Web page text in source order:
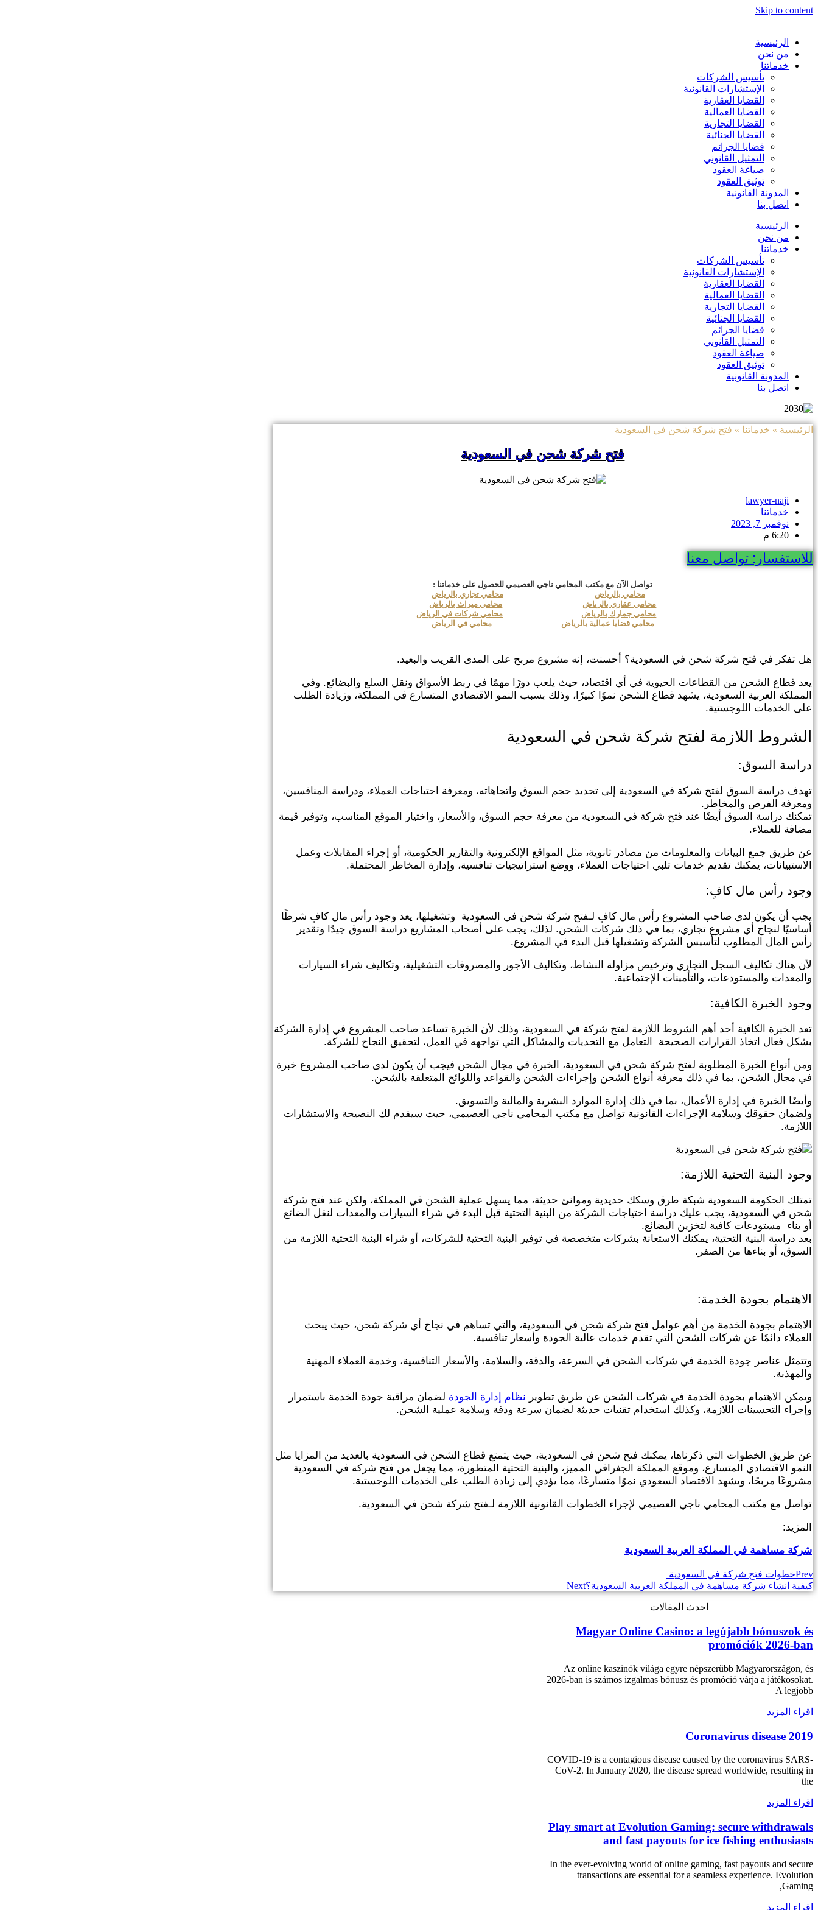
Skip to content
الرئيسية
من نحن
خدماتنا
تأسيس الشركات
الإستشارات القانونية
القضايا العقارية
القضايا العمالية
القضايا التجارية
القضايا الجنائية
قضايا الجرائم
التمثيل القانوني
صياغة العقود
توثيق العقود
المدونة القانونية
اتصل بنا
الرئيسية
من نحن
خدماتنا
تأسيس الشركات
الإستشارات القانونية
القضايا العقارية
القضايا العمالية
القضايا التجارية
القضايا الجنائية
قضايا الجرائم
التمثيل القانوني
صياغة العقود
توثيق العقود
المدونة القانونية
اتصل بنا
الرئيسية » خدماتنا » فتح شركة شحن في السعودية
فتح شركة شحن في السعودية
lawyer-naji
خدماتنا
نوفمبر 7, 2023
6:20 م
للاستفسار: تواصل معنا
تواصل الآن مع مكتب المحامي ناجي العصيمي للحصول على خدماتنا :
محامي بالرياض
محامي تجاري بالرياض
محامي عقاري بالرياض
محامي ميراث بالرياض
محامي جمارك بالرياض
محامي شركات في الرياض
محامي قضايا عمالية بالرياض
محامي في الرياض
هل تفكر في فتح شركة شحن في السعودية؟ أحسنت، إنه مشروع مربح على المدى القريب والبعيد.
يعد قطاع الشحن من القطاعات الحيوية في أي اقتصاد، حيث يلعب دورًا مهمًا في ربط الأسواق ونقل السلع والبضائع. وفي
المملكة العربية السعودية، يشهد قطاع الشحن نموًا كبيرًا، وذلك بسبب النمو الاقتصادي المتسارع في المملكة، وزيادة الطلب
على الخدمات اللوجستية.
الشروط اللازمة لفتح شركة شحن في السعودية
دراسة السوق:
تهدف دراسة السوق لفتح شركة في السعودية إلى تحديد حجم السوق واتجاهاته، ومعرفة احتياجات العملاء، ودراسة المنافسين،
ومعرفة الفرص والمخاطر.
تمكنك دراسة السوق أيضًا عند فتح شركة في السعودية من معرفة حجم السوق، والأسعار، واختيار الموقع المناسب، وتوفير قيمة
مضافة للعملاء.
عن طريق جمع البيانات والمعلومات من مصادر ثانوية، مثل المواقع الإلكترونية والتقارير الحكومية، أو إجراء المقابلات وعمل
الاستبيانات، يمكنك تقديم خدمات تلبي احتياجات العملاء، ووضع استراتيجيات تنافسية، وإدارة المخاطر المحتملة.
وجود رأس مال كافٍ:
يجب أن يكون لدى صاحب المشروع رأس مال كافٍ لـفتح شركة شحن في السعودية وتشغيلها، يعد وجود رأس مال كافٍ شرطًا
أساسيًا لنجاح أي مشروع تجاري، بما في ذلك شركات الشحن. لذلك، يجب على أصحاب المشاريع دراسة السوق جيدًا وتقدير
رأس المال المطلوب لتأسيس الشركة وتشغيلها قبل البدء في المشروع.
لأن هناك تكاليف السجل التجاري وترخيص مزاولة النشاط، وتكاليف الأجور والمصروفات التشغيلية، وتكاليف شراء السيارات
والمعدات والمستودعات، والتأمينات الإجتماعية.
وجود الخبرة الكافية:
تعد الخبرة الكافية أحد أهم الشروط اللازمة لفتح شركة في السعودية، وذلك لأن الخبرة تساعد صاحب المشروع في إدارة الشركة
بشكل فعال اتخاذ القرارات الصحيحة التعامل مع التحديات والمشاكل التي تواجهه في العمل، لتحقيق النجاح للشركة.
ومن أنواع الخبرة المطلوبة لفتح شركة شحن في السعودية، الخبرة في مجال الشحن فيجب أن يكون لدى صاحب المشروع خبرة
في مجال الشحن، بما في ذلك معرفة أنواع الشحن وإجراءات الشحن والقواعد واللوائح المتعلقة بالشحن.
وأيضًا الخبرة في إدارة الأعمال، بما في ذلك إدارة الموارد البشرية والمالية والتسويق.
ولضمان حقوقك وسلامة الإجراءات القانونية تواصل مع مكتب المحامي ناجي العصيمي، حيث سيقدم لك النصيحة والاستشارات
اللازمة.
وجود البنية التحتية اللازمة:
تمتلك الحكومة السعودية شبكة طرق وسكك حديدية وموانئ حديثة، مما يسهل عملية الشحن في المملكة، ولكن عند فتح شركة
شحن في السعودية، يجب عليك دراسة احتياجات الشركة من البنية التحتية قبل البدء في شراء السيارات والمعدات لنقل الضائع
أو بناء مستودعات كافية لتخزين البضائع.
بعد دراسة البنية التحتية، يمكنك الاستعانة بشركات متخصصة في توفير البنية التحتية للشركات، أو شراء البنية التحتية اللازمة من
السوق، أو بناءها من الصفر.
الاهتمام بجودة الخدمة:
الاهتمام بجودة الخدمة من أهم عوامل فتح شركة شحن في السعودية، والتي تساهم في نجاح أي شركة شحن، حيث يبحث
العملاء دائمًا عن شركات الشحن التي تقدم خدمات عالية الجودة وأسعار تنافسية.
وتتمثل عناصر جودة الخدمة في شركات الشحن في السرعة، والدقة، والسلامة، والأسعار التنافسية، وخدمة العملاء المهنية
والمهذبة.
ويمكن الاهتمام بجودة الخدمة في شركات الشحن عن طريق تطوير نظام إدارة الجودة لضمان مراقبة جودة الخدمة باستمرار
وإجراء التحسينات اللازمة، وكذلك استخدام تقنيات حديثة لضمان سرعة ودقة وسلامة عملية الشحن.
عن طريق الخطوات التي ذكرناها، يمكنك فتح شحن في السعودية، حيث يتمتع قطاع الشحن في السعودية بالعديد من المزايا مثل
النمو الاقتصادي المتسارع، وموقع المملكة الجغرافي المميز، والبنية التحتية المتطورة، مما يجعل من فتح شركة في السعودية
مشروعًا مربحًا، ويشهد الاقتصاد السعودي نموًا متسارعًا، مما يؤدي إلى زيادة الطلب على الخدمات اللوجستية.
تواصل مع مكتب المحامي ناجي العصيمي لإجراء الخطوات القانونية اللازمة لـفتح شركة شحن في السعودية.
المزيد:
شركة مساهمة في المملكة العربية السعودية
Prevخطوات فتح شركة في السعودية
كيفية انشاء شركة مساهمة في المملكة العربية السعودية؟Next
احدث المقالات
Magyar Online Casino: a legújabb bónuszok és
promóciók 2026-ban
Az online kaszinók világa egyre népszerűbb Magyarországon, és
2026-ban is számos izgalmas bónusz és promóció várja a játékosokat.
A legjobb
اقراء المزيد
Coronavirus disease 2019
COVID-19 is a contagious disease caused by the coronavirus SARS-
CoV-2. In January 2020, the disease spread worldwide, resulting in
the
اقراء المزيد
Play smart at Evolution Gaming: secure withdrawals
and fast payouts for ice fishing enthusiasts
In the ever-evolving world of online gaming, fast payouts and secure
transactions are essential for a seamless experience. Evolution
Gaming,
اقراء المزيد